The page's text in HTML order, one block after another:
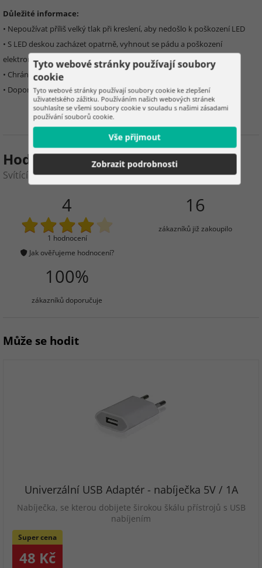
Důležité informace:
• Nepoužívat příliš velký tlak při kreslení, aby nedošlo k poškození LED
• S LED deskou zacházet opatrně, vyhnout se pádu a poškození
elektroniky
• Chránit před kontaktem s vodou nebo jinými kapalinami
• Doporučený věk: 6+
Hodnocení produktu
Svítící LED deska na obkreslování A4
4
1 hodnocení
Jak ověřujeme hodnocení?
16
zákazníků již zakoupilo
100%
zákazníků doporučuje
Může se hodit
Univerzální USB Adaptér - nabíječka 5V / 1A
Nabíječka, se kterou dobijete širokou škálu přístrojů s USB
nabíjením
Super cena
48 Kč
Tyto webové stránky používají soubory
cookie
Tyto webové stránky používají soubory cookie ke zlepšení
uživatelského zážitku. Používáním našich webových stránek
souhlasíte se všemi soubory cookie v souladu s našimi zásadami
používání souborů cookie.
Vše přijmout
Zobrazit podrobnosti